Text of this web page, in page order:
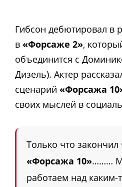
Гибсон дебютировал в
в «Форсаже 2»,
объединится с
Дизель). Актер
сценарий «Форсажа
своих мыслей в
Только что закончил
«Форсажа 10»………
работаем над каким-